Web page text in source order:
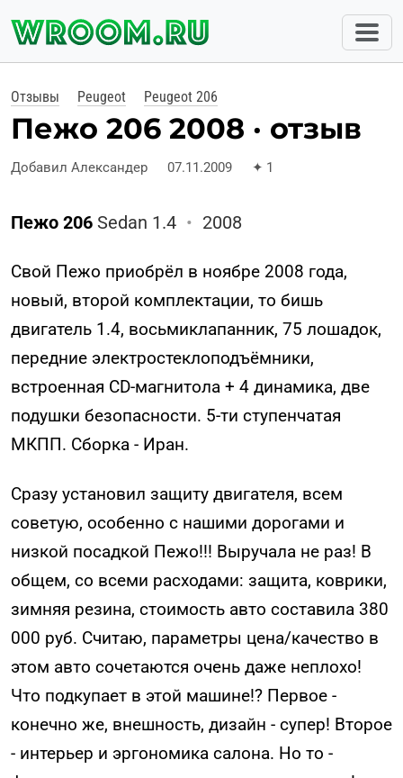
Отзывы Peugeot Peugeot 206
Пежо 206 2008 · отзыв
Добавил Александер 07.11.2009 ✦ 1
Пежо 206 Sedan 1.4 • 2008
Свой Пежо приобрёл в ноябре 2008 года,
новый, второй комплектации, то бишь
двигатель 1.4, восьмиклапанник, 75 лошадок,
передние электростеклоподъёмники,
встроенная CD-магнитола + 4 динамика, две
подушки безопасности. 5-ти ступенчатая
МКПП. Сборка - Иран.
Сразу установил защиту двигателя, всем
советую, особенно с нашими дорогами и
низкой посадкой Пежо!!! Выручала не раз! В
общем, со всеми расходами: защита, коврики,
зимняя резина, стоимость авто составила 380
000 руб. Считаю, параметры цена/качество в
этом авто сочетаются очень даже неплохо!
Что подкупает в этой машине!? Первое -
конечно же, внешность, дизайн - супер! Второе
- интерьер и эргономика салона. Но то -